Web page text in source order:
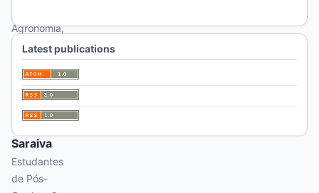
Agronomia,
UFRGS,
Porto
Alegre/RS.
M.
Saraiva
Estudantes
de Pós-
Latest publications